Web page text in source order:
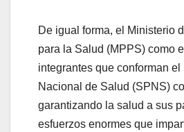
De igual forma, el Ministerio
para la Salud (MPPS) como
integrantes que conforman
Nacional de Salud (SPNS)
garantizando la salud a sus
esfuerzos enormes que